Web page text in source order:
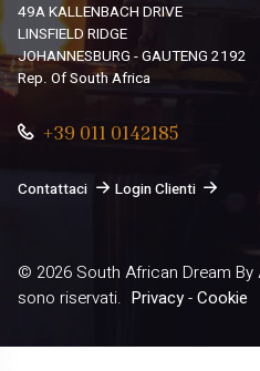
49A KALLENBACH DRIVE
LINSFIELD RIDGE
JOHANNESBURG - GAUTENG 2192
Rep. Of South Africa
+39 011 0142185
Contattaci Login Clienti
© 2026 South African Dream
sono riservati. Privacy-Cookie